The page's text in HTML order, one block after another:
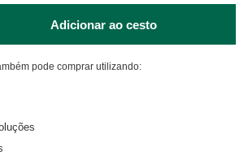
Adicionar ao cesto
pode comprar utilizando: